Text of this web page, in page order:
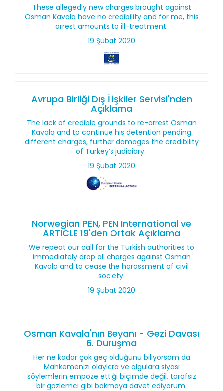
These allegedly new charges brought against
Osman Kavala have no credibility and for me, this
arrest amounts to ill-treatment.
19 Şubat 2020
Avrupa Birliği Dış İlişkiler Servisi'nden
Açıklama
The lack of credible grounds to re-arrest Osman
Kavala and to continue his detention pending
different charges, further damages the credibility
of Turkey’s judiciary.
19 Şubat 2020
Norwegian PEN, PEN International ve
ARTICLE 19'den Ortak Açıklama
We repeat our call for the Turkish authorities to
immediately drop all charges against Osman
Kavala and to cease the harassment of civil
society.
19 Şubat 2020
Osman Kavala'nın Beyanı - Gezi Davası
6. Duruşma
Her ne kadar çok geç olduğunu biliyorsam da
Mahkemenizi olaylara ve olgulara siyasi
söylemlerin empoze ettiği biçimde değil, tarafsız
bir gözlemci gibi bakmaya davet ediyorum.